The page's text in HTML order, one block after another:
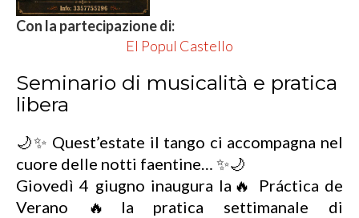
Con la partecipazione di:
El Popul Castello
Seminario di musicalità e pratica
libera
🌙✨ Quest’estate il tango ci accompagna nel
cuore delle notti faentine… ✨🌙
Giovedì 4 giugno inaugura la🔥 Práctica de
Verano 🔥la pratica settimanale di